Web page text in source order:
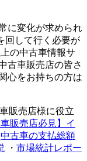
に変化が求められ
回して行く必要が
の中古車情報サ
古車販売店の皆さ
心をお持ちの方は
販売店様に役立
車販売店必見】イ
中古車の支払総額
・ 市場統計レポー